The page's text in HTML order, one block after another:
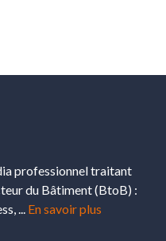
professionnel traitant
du Bâtiment (BtoB) :
... En savoir plus